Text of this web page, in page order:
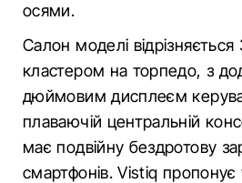
осями.
Салон моделі
кластером на торпедо, з
дюймовим дисплеєм
плаваючій центральній
має подвійну бездротову
смартфонів. Vistiq пропонує